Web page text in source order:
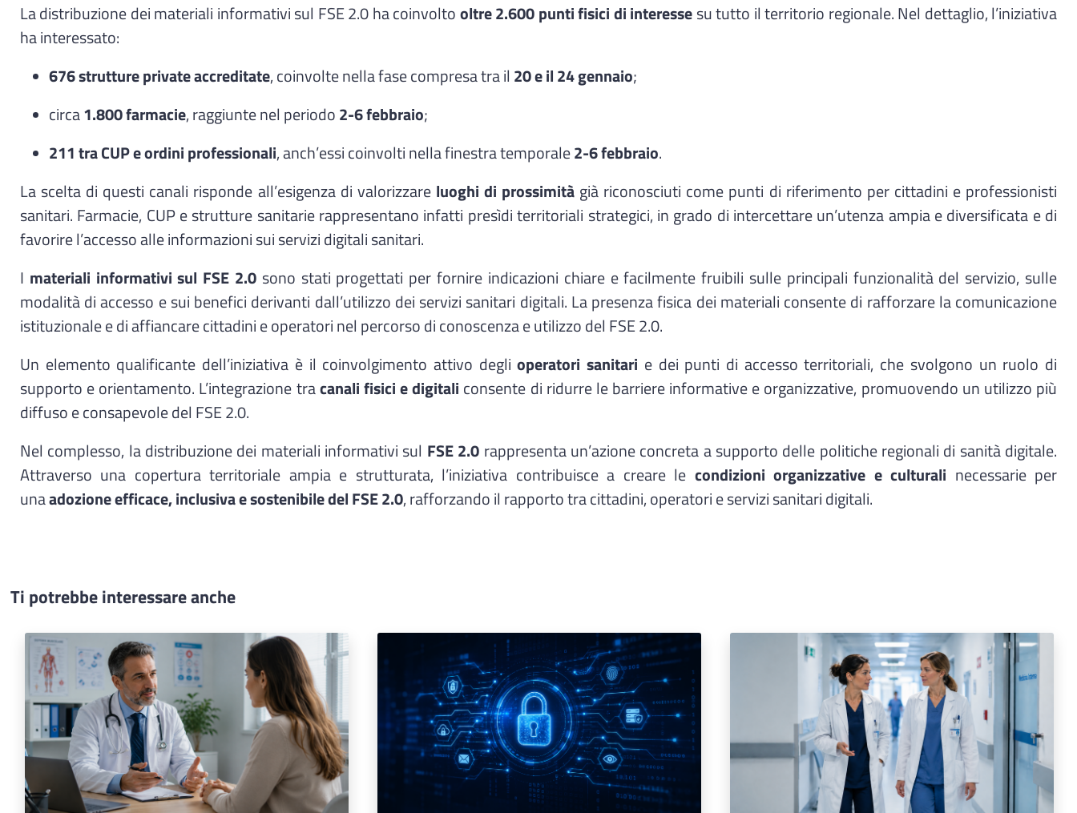
La distribuzione dei materiali informativi sul FSE 2.0 ha coinvolto oltre 2.600 punti fisici di interesse su tutto il territorio regionale. Nel dettaglio, l’iniziativa
ha interessato:
676 strutture private accreditate, coinvolte nella fase compresa tra il 20 e il 24 gennaio;
circa1.800 farmacie, raggiunte nel periodo 2-6 febbraio;
211 tra CUP e ordini professionali, anch’essi coinvolti nella finestra temporale2-6 febbraio.
La scelta di questi canali risponde all’esigenza di valorizzare luoghi di prossimità già riconosciuti come punti di riferimento per cittadini e professionisti
sanitari. Farmacie, CUP e strutture sanitarie rappresentano infatti presìdi territoriali strategici, in grado di intercettare un’utenza ampia e diversificata e di
favorire l’accesso alle informazioni sui servizi digitali sanitari.
I materiali informativi sul FSE 2.0 sono stati progettati per fornire indicazioni chiare e facilmente fruibili sulle principali funzionalità del servizio, sulle
modalità di accesso e sui benefici derivanti dall’utilizzo dei servizi sanitari digitali. La presenza fisica dei materiali consente di rafforzare la comunicazione
istituzionale e di affiancare cittadini e operatori nel percorso di conoscenza e utilizzo del FSE 2.0.
Un elemento qualificante dell’iniziativa è il coinvolgimento attivo deglioperatori sanitari e dei punti di accesso territoriali, che svolgono un ruolo di
supporto e orientamento. L’integrazione tracanali fisici e digitali consente di ridurre le barriere informative e organizzative, promuovendo un utilizzo più
diffuso e consapevole del FSE 2.0.
Nel complesso, la distribuzione dei materiali informativi sul FSE 2.0 rappresenta un’azione concreta a supporto delle politiche regionali di sanità digitale.
Attraverso una copertura territoriale ampia e strutturata, l’iniziativa contribuisce a creare le condizioni organizzative e culturali necessarie per
unaadozione efficace, inclusiva e sostenibile del FSE 2.0, rafforzando il rapporto tra cittadini, operatori e servizi sanitari digitali.
Ti potrebbe interessare anche